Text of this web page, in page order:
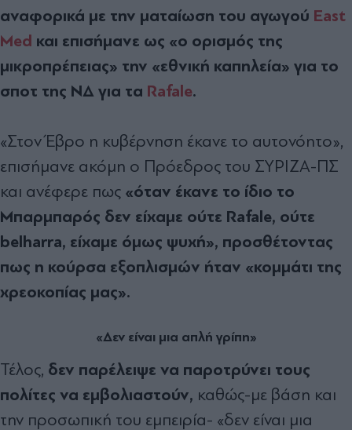
αναφορικά με την ματαίωση του αγωγού East
Med και επισήμανε ως «ο ορισμός της
μικροπρέπειας» την «εθνική καπηλεία» για το
σποτ της ΝΔ για τα Rafale.
«Στον Έβρο η κυβέρνηση έκανε το αυτονόητο»,
επισήμανε ακόμη ο Πρόεδρος του ΣΥΡΙΖΑ-ΠΣ
και ανέφερε πως «όταν έκανε το ίδιο το
Μπαρμπαρός δεν είχαμε ούτε Rafale, ούτε
belharra, είχαμε όμως ψυχή», προσθέτοντας
πως η κούρσα εξοπλισμών ήταν «κομμάτι της
χρεοκοπίας μας».
«Δεν είναι μια απλή γρίπη»
Τέλος, δεν παρέλειψε να παροτρύνει τους
πολίτες να εμβολιαστούν, καθώς-με βάση και
την προσωπική του εμπειρία- «δεν είναι μια